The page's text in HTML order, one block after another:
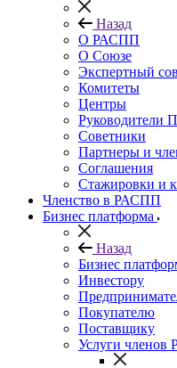
Назад
О РАСПП
О Союзе
Экспертный
Комитеты
Центры
Руководители
Советники
Партнеры и
Соглашения
Стажировки и
Членство в РАСПП
Бизнес платформа
Назад
Бизнес
Инвестору
Покупателю
Поставщику
Услуги